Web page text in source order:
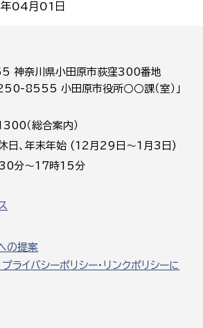
04月01日
神奈川県小田原市荻窪300番地
250-8555 小田原市役所○○課（室）」
（総合案内）
休日、年末年始 (12月29日～1月3日)
分～17時15分
の提案
ライバシーポリシー・リンクポリシーに